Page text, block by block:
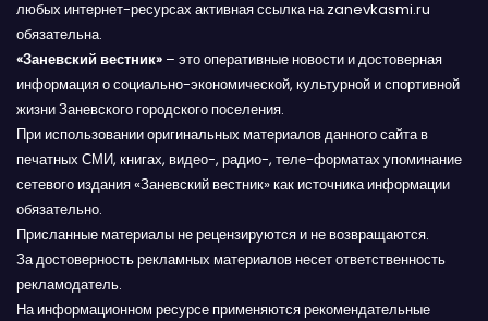
любых интернет-ресурсах активная ссылка на zanevkasmi.ru
обязательна.
«Заневский вестник» – это оперативные новости и достоверная
информация о социально-экономической, культурной и спортивной
жизни Заневского городского поселения.
При использовании оригинальных материалов данного сайта в
печатных СМИ, книгах, видео-, радио-, теле-форматах упоминание
сетевого издания «Заневский вестник» как источника информации
обязательно.
Присланные материалы не рецензируются и не возвращаются.
За достоверность рекламных материалов несет ответственность
рекламодатель.
На информационном ресурсе применяются рекомендательные